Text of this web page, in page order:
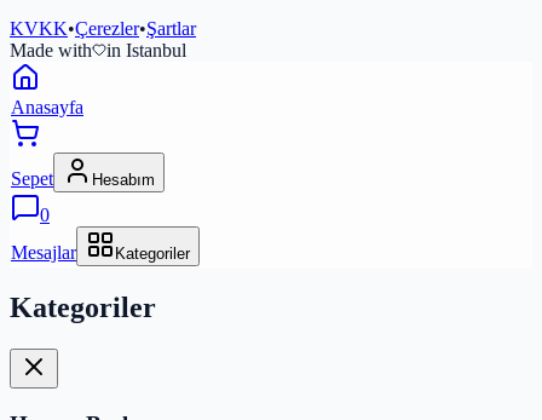
KVKK•Çerezler•Şartlar
Made with
in Istanbul
Anasayfa
Sepet Hesabım
0
Mesajlar
Kategoriler
Kategoriler